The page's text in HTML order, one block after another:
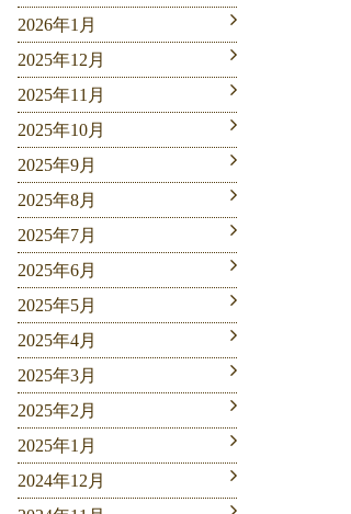
2026年1月
2025年12月
2025年11月
2025年10月
2025年9月
2025年8月
2025年7月
2025年6月
2025年5月
2025年4月
2025年3月
2025年2月
2025年1月
2024年12月